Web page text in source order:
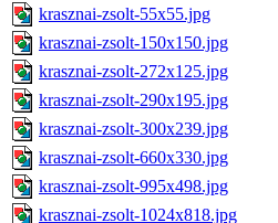
krasznai-zsolt-55x55.jpg
krasznai-zsolt-150x150.jpg
krasznai-zsolt-272x125.jpg
krasznai-zsolt-290x195.jpg
krasznai-zsolt-300x239.jpg
krasznai-zsolt-660x330.jpg
krasznai-zsolt-995x498.jpg
krasznai-zsolt-1024x818.jpg